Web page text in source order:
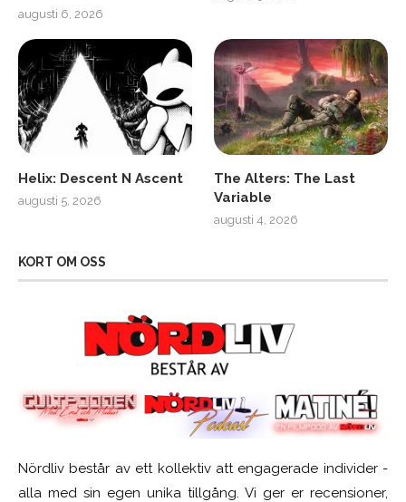
augusti 6, 2026
Helix: Descent N Ascent
augusti 5, 2026
The Alters: The Last
Variable
augusti 4, 2026
KORT OM OSS
Nördliv består av ett kollektiv att engagerade individer -
alla med sin egen unika tillgång. Vi ger er recensioner,